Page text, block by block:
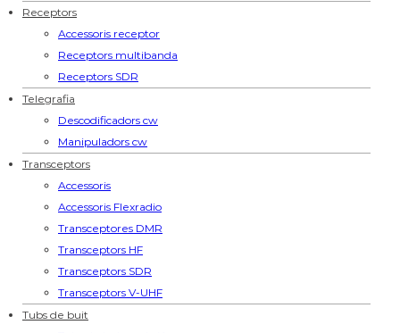
Receptors
Accessoris receptor
Receptors multibanda
Receptors SDR
Telegrafia
Descodificadors cw
Manipuladors cw
Transceptors
Accessoris
Accessoris Flexradio
Transceptores DMR
Transceptors HF
Transceptors SDR
Transceptors V-UHF
Tubs de buit